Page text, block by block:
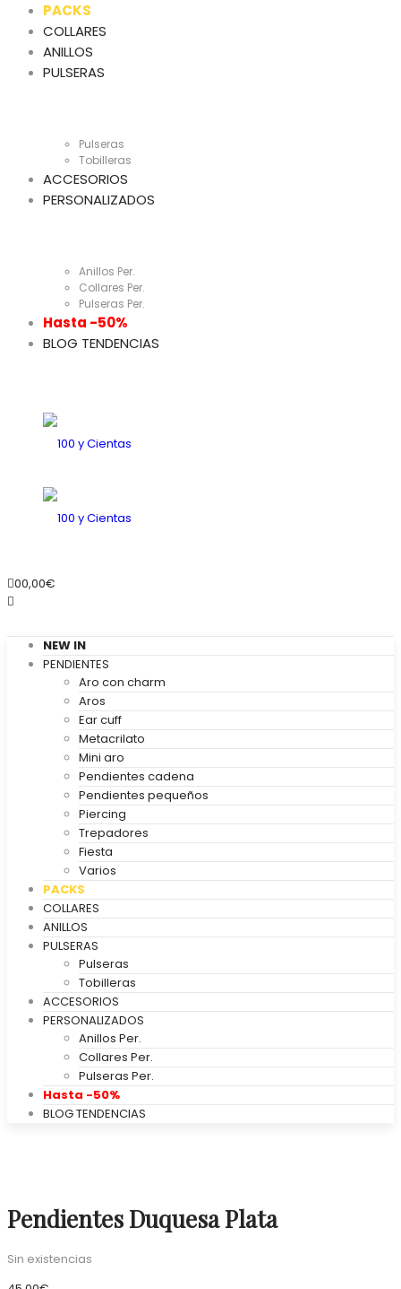
PACKS
COLLARES
ANILLOS
PULSERAS
Pulseras
Tobilleras
ACCESORIOS
PERSONALIZADOS
Anillos Per.
Collares Per.
Pulseras Per.
Hasta -50%
BLOG TENDENCIAS
00,00€
NEW IN
PENDIENTES
Aro con charm
Aros
Ear cuff
Metacrilato
Mini aro
Pendientes cadena
Pendientes pequeños
Piercing
Trepadores
Fiesta
Varios
PACKS
COLLARES
ANILLOS
PULSERAS
Pulseras
Tobilleras
ACCESORIOS
PERSONALIZADOS
Anillos Per.
Collares Per.
Pulseras Per.
Hasta -50%
BLOG TENDENCIAS
Pendientes Duquesa Plata
Sin existencias